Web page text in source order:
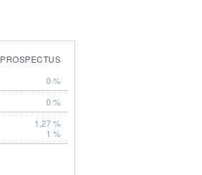
PROSPECTUS
0 %
0 %
1,27 %
1 %